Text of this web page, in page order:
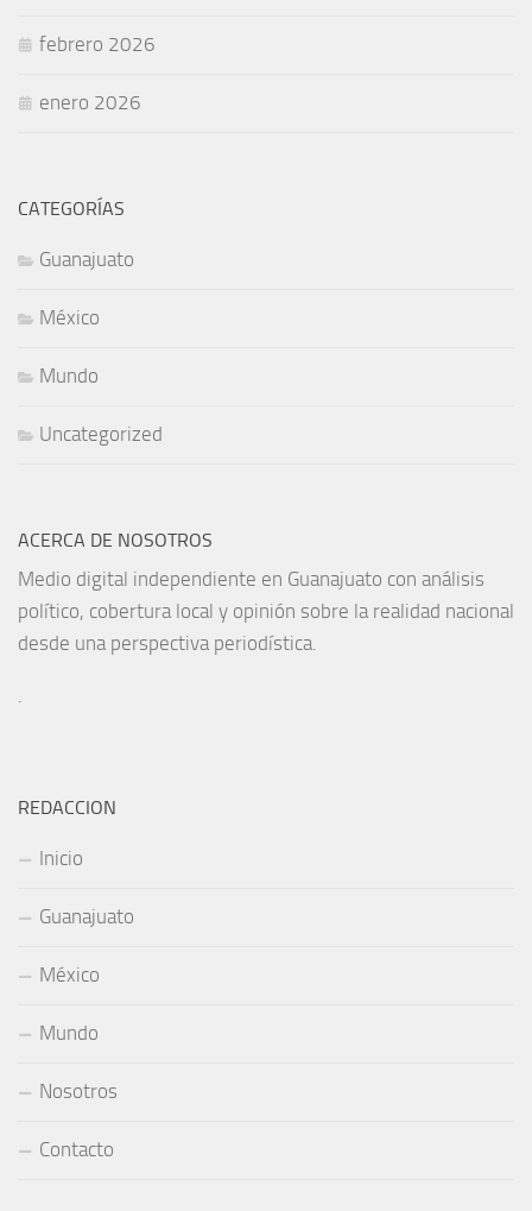
febrero 2026
enero 2026
CATEGORÍAS
Guanajuato
México
Mundo
Uncategorized
ACERCA DE NOSOTROS
Medio digital independiente en Guanajuato con análisis
político, cobertura local y opinión sobre la realidad nacional
desde una perspectiva periodística.
.
REDACCION
Inicio
Guanajuato
México
Mundo
Nosotros
Contacto